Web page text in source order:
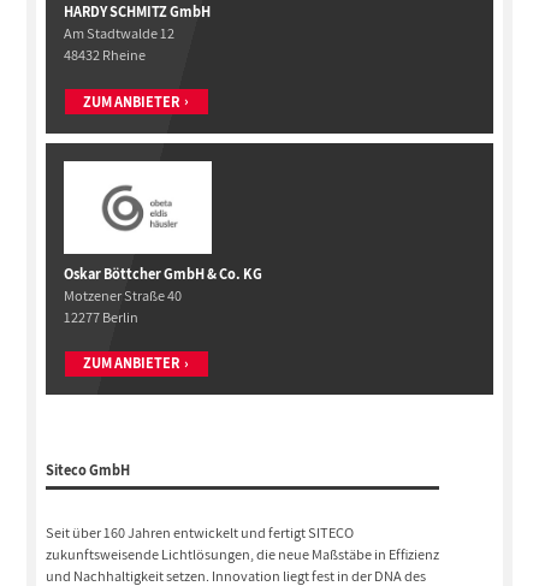
HARDY SCHMITZ GmbH
Am Stadtwalde 12
48432 Rheine
ZUM ANBIETER
Oskar Böttcher GmbH & Co. KG
Motzener Straße 40
12277 Berlin
ZUM ANBIETER
Siteco GmbH
Seit über 160 Jahren entwickelt und fertigt SITECO
zukunftsweisende Lichtlösungen, die neue Maßstäbe in Effizienz
und Nachhaltigkeit setzen. Innovation liegt fest in der DNA des